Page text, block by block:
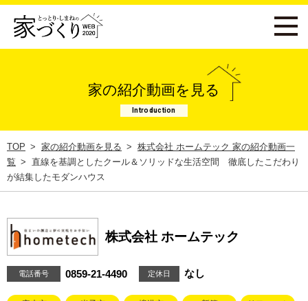
家の紹介動画を見る
Introduction
TOP 家の紹介動画を見る
株式会社 ホームテック 家の紹介動画一
覧
直線を基調としたクール＆ソリッドな生活空間 徹底したこだわり
が結集したモダンハウス
株式会社 ホームテック
電話番号 0859-21-4490 定休日 なし